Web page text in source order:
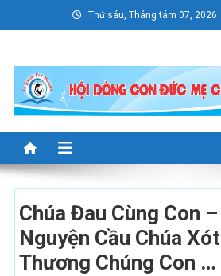
to
Thứ sáu, Tháng tám 07, 2026
Chúa Đau Cùng Con –
Nguyện Cầu Chúa Xót
Thương Chúng Con …